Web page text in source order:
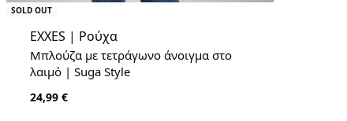
SOLD OUT
EXXES | Ρούχα
Μπλούζα με τετράγωνο άνοιγμα στο
λαιμό | Suga Style
24,99 €